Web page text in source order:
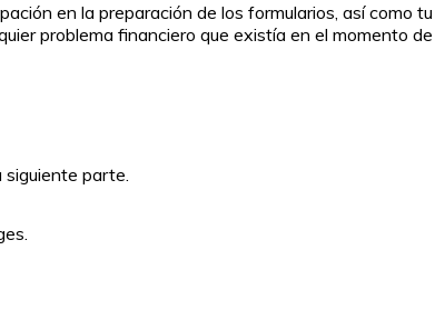
en la preparación de los formularios, así como tu
problema financiero que existía en el momento de
siguiente parte.